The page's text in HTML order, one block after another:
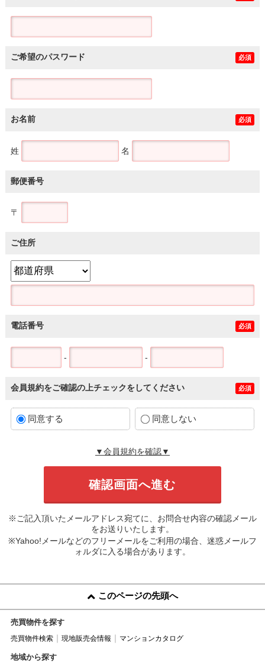
ご希望のパスワード 必須
お名前 必須
姓 名
郵便番号
〒
ご住所
電話番号 必須
- -
会員規約をご確認の上チェックをしてください 必須
同意する 同意しない
▼会員規約を確認▼
※ご記入頂いたメールアドレス宛てに、お問合せ内容の確認メール
をお送りいたします。
※Yahoo!メールなどのフリーメールをご利用の場合、迷惑メールフ
ォルダに入る場合があります。
このページの先頭へ
売買物件を探す
売買物件検索 現地販売会情報 マンションカタログ
地域から探す